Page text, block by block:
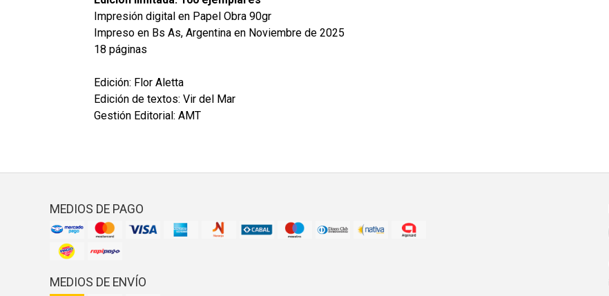
Impresión digital en Papel Obra 90gr
Impreso en Bs As, Argentina en Noviembre de 2025
18 páginas
Edición: Flor Aletta
Edición de textos: Vir del Mar
Gestión Editorial: AMT
MEDIOS DE PAGO
MEDIOS DE ENVÍO